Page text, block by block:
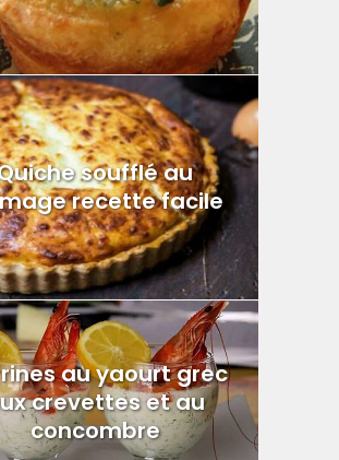
soufflé au
recette facile
au yaourt grec
crevettes et au
concombre